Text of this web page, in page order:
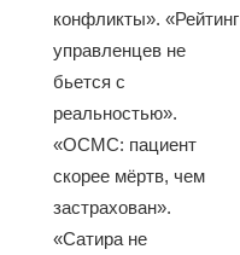
конфликты». «Рейтинг
управленцев не
бьется с
реальностью».
«ОСМС: пациент
скорее мёртв, чем
застрахован».
«Сатира не